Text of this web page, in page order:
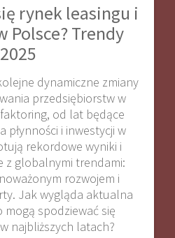
rynek leasingu i
Polsce? Trendy
2025
dynamiczne zmiany
przedsiębiorstw w
od lat będące
płynności i inwestycji w
rekordowe wyniki i
z globalnymi trendami:
rozwojem i
Jak wygląda aktualna
mogą spodziewać się
najbliższych latach?